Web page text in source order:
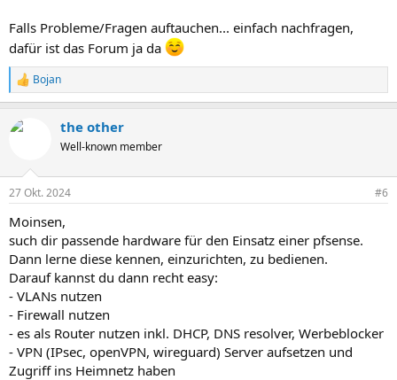
Falls Probleme/Fragen auftauchen... einfach nachfragen,
dafür ist das Forum ja da
R
e
k
e
:
Bojan
the other
Well-known member
27 Okt. 2024 #6
Moinsen,
such dir passende hardware für den Einsatz einer pfsense.
Dann lerne diese kennen, einzurichten, zu bedienen.
Darauf kannst du dann recht easy:
- VLANs nutzen
- Firewall nutzen
- es als Router nutzen inkl. DHCP, DNS resolver, Werbeblocker
- VPN (IPsec, openVPN, wireguard) Server aufsetzen und
Zugriff ins Heimnetz haben